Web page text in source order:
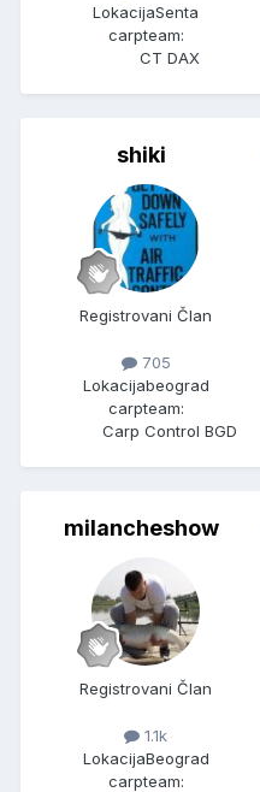
LokacijaSenta
carpteam:
CT DAX
shiki
Registrovani Član
705
Lokacijabeograd
carpteam:
Carp Control BGD
milancheshow
Registrovani Član
1.1k
LokacijaBeograd
carpteam: